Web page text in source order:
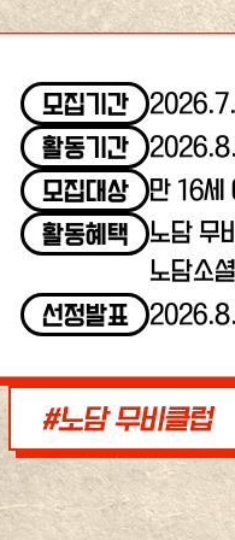
모집기간
활동기간
모집대상
만 16세
활동혜택
노담 무
노담소
선정발표